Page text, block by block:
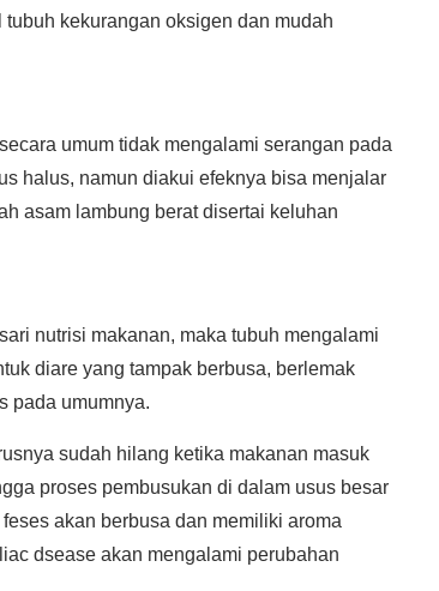
kekurangan oksigen dan mudah
umum tidak mengalami serangan pada
halus, namun diakui efeknya bisa menjalar
asam lambung berat disertai keluhan
nutrisi makanan, maka tubuh mengalami
diare yang tampak berbusa, berlemak
pada umumnya.
sudah hilang ketika makanan masuk
proses pembusukan di dalam usus besar
akan berbusa dan memiliki aroma
dsease akan mengalami perubahan